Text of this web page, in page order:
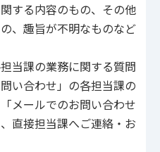
する内容のもの、その他
、趣旨が不明なものなど
当課の業務に関する質問
い合わせ」の各担当課の
メールでのお問い合わせ
直接担当課へご連絡・お